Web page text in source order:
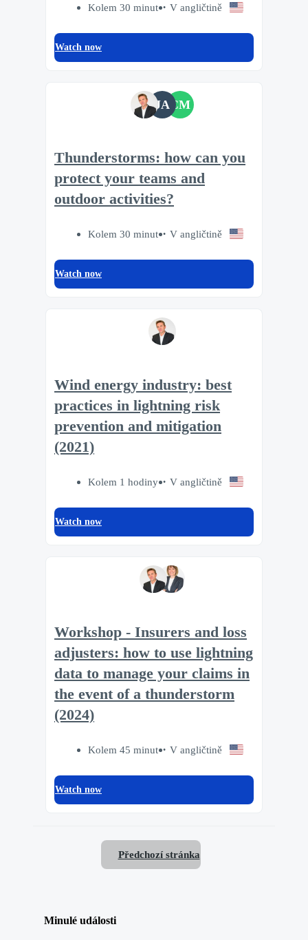
Kolem 30 minut V angličtině
Watch now
JA CM
Thunderstorms: how can you
protect your teams and
outdoor activities?
Kolem 30 minut V angličtině
Watch now
Wind energy industry: best
practices in lightning risk
prevention and mitigation
(2021)
Kolem 1 hodiny V angličtině
Watch now
Workshop - Insurers and loss
adjusters: how to use lightning
data to manage your claims in
the event of a thunderstorm
(2024)
Kolem 45 minut V angličtině
Watch now
Předchozí stránka
Minulé události